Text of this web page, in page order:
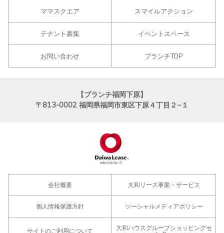
ママスクエア スマイルアクション
テナント募集 イベントスペース
お問い合わせ ブランチTOP
【ブランチ福岡下原】
〒813-0002 福岡県福岡市東区下原４丁目２−１
会社概要 大和リース事業・サービス
個人情報保護方針 ソーシャルメディアポリシー
サイトのご利用について
大和ハウスグループショッピングセ